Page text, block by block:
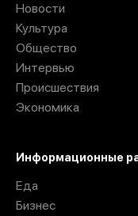
Новости
Культура
Общество
Интервью
Происшествия
Экономика
Информационные
Еда
Бизнес